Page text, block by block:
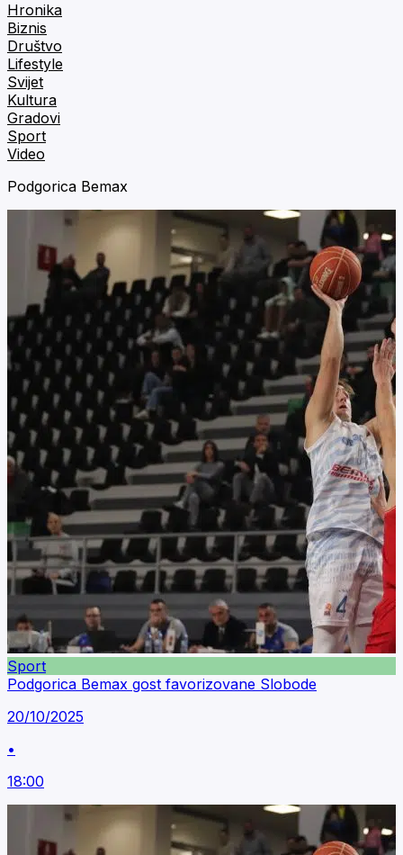
Hronika
Biznis
Društvo
Lifestyle
Svijet
Kultura
Gradovi
Sport
Video
Podgorica Bemax
Sport
Podgorica Bemax gost favorizovane Slobode
20/10/2025
•
18:00